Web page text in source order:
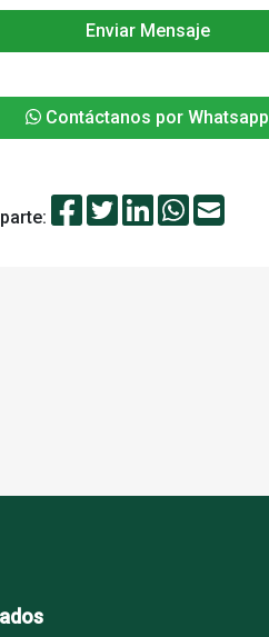
Enviar Mensaje
Contáctanos por Whatsapp